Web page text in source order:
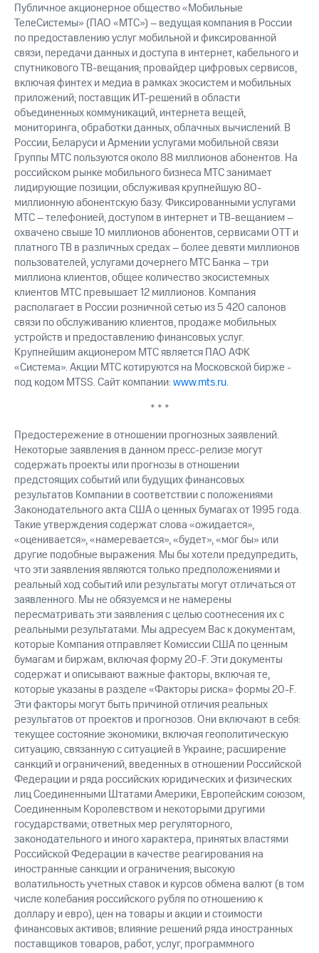
Публичное акционерное общество «Мобильные
ТелеСистемы» (ПАО «МТС») – ведущая компания в России
по предоставлению услуг мобильной и фиксированной
связи, передачи данных и доступа в интернет, кабельного и
спутникового ТВ-вещания; провайдер цифровых сервисов,
включая финтех и медиа в рамках экосистем и мобильных
приложений; поставщик ИТ-решений в области
объединенных коммуникаций, интернета вещей,
мониторинга, обработки данных, облачных вычислений. В
России, Беларуси и Армении услугами мобильной связи
Группы МТС пользуются около 88 миллионов абонентов. На
российском рынке мобильного бизнеса МТС занимает
лидирующие позиции, обслуживая крупнейшую 80-
миллионную абонентскую базу. Фиксированными услугами
МТС – телефонией, доступом в интернет и ТВ-вещанием –
охвачено свыше 10 миллионов абонентов, сервисами OTT и
платного ТВ в различных средах – более девяти миллионов
пользователей, услугами дочернего МТС Банка – три
миллиона клиентов, общее количество экосистемных
клиентов МТС превышает 12 миллионов. Компания
располагает в России розничной сетью из 5 420 салонов
связи по обслуживанию клиентов, продаже мобильных
устройств и предоставлению финансовых услуг.
Крупнейшим акционером МТС является ПАО АФК
«Система». Акции МТС котируются на Московской бирже -
под кодом MTSS. Сайт компании:www.mts.ru.
* * *
Предостережение в отношении прогнозных заявлений.
Некоторые заявления в данном пресс-релизе могут
содержать проекты или прогнозы в отношении
предстоящих событий или будущих финансовых
результатов Компании в соответствии с положениями
Законодательного акта США о ценных бумагах от 1995 года.
Такие утверждения содержат слова «ожидается»,
«оценивается», «намеревается», «будет», «мог бы» или
другие подобные выражения. Мы бы хотели предупредить,
что эти заявления являются только предположениями и
реальный ход событий или результаты могут отличаться от
заявленного. Мы не обязуемся и не намерены
пересматривать эти заявления с целью соотнесения их с
реальными результатами. Мы адресуем Вас к документам,
которые Компания отправляет Комиссии США по ценным
бумагам и биржам, включая форму 20-F. Эти документы
содержат и описывают важные факторы, включая те,
которые указаны в разделе «Факторы риска» формы 20-F.
Эти факторы могут быть причиной отличия реальных
результатов от проектов и прогнозов. Они включают в себя:
текущее состояние экономики, включая геополитическую
ситуацию, связанную с ситуацией в Украине; расширение
санкций и ограничений, введенных в отношении Российской
Федерации и ряда российских юридических и физических
лиц Соединенными Штатами Америки, Европейским союзом,
Соединенным Королевством и некоторыми другими
государствами; ответных мер регуляторного,
законодательного и иного характера, принятых властями
Российской Федерации в качестве реагирования на
иностранные санкции и ограничения; высокую
волатильность учетных ставок и курсов обмена валют (в том
числе колебания российского рубля по отношению к
доллару и евро), цен на товары и акции и стоимости
финансовых активов; влияние решений ряда иностранных
поставщиков товаров, работ, услуг, программного